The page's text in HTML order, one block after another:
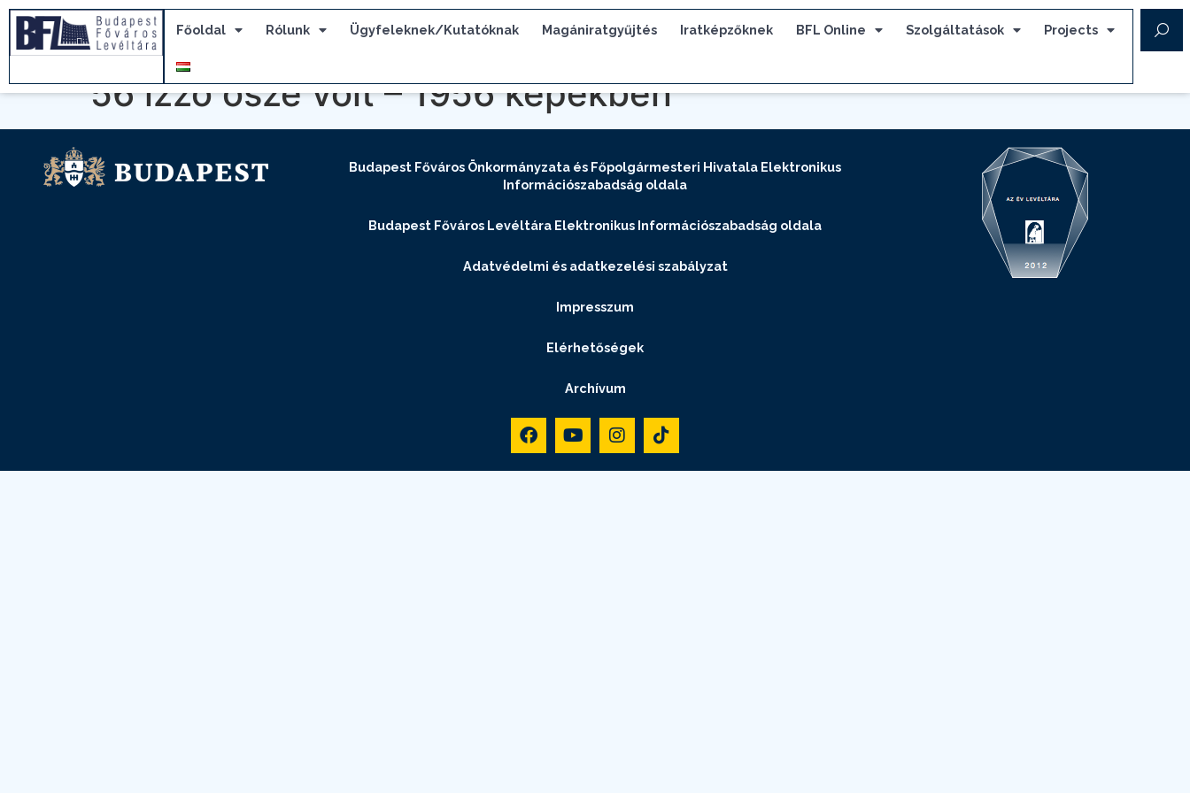
Főoldal Rólunk Ügyfeleknek/Kutatóknak Magániratgyűjtés Iratképzőknek BFL Online Szolgáltatások Projects
56 izzó ősze volt – 1956 képekben
Budapest Főváros Önkormányzata és Főpolgármesteri Hivatala Elektronikus
Információszabadság oldala
Budapest Főváros Levéltára Elektronikus Információszabadság oldala
Adatvédelmi és adatkezelési szabályzat
Impresszum
Elérhetőségek
Archívum